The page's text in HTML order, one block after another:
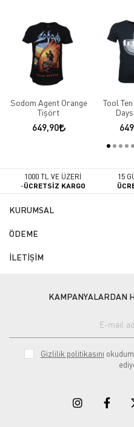
Sodom Agent Orange
Tişört
649,90
Tool
1000 TL VE ÜZERİ
-ÜCRETSİZ KARGO
15
KURUMSAL
ÖDEME
İLETİŞİM
KAMPANYALARDAN
Gizlilik politikasını